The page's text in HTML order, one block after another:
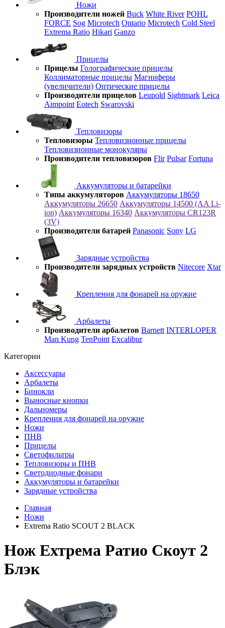
Ножи
Производители ножей Buck White River POHL
FORCE Sog Microtech Ontario Microtech Cold Steel
Extrema Ratio Hikari Ganzo
Прицелы
Прицелы Голографические прицелы
Коллиматорные прицелы Магниферы
(увеличители) Оптические прицелы
Производители прицелов Leupold Sightmark Leica
Aimpoint Eotech Swarovski
Тепловизоры
Тепловизоры Тепловизионные прицелы
Тепловизионные монокуляры
Производители тепловизоров Flir Pulsar Fortuna
Аккумуляторы и батарейки
Типы аккумуляторов Аккумуляторы 18650
Аккумуляторы 26650 Аккумуляторы 14500 (AA Li-
ion) Аккумуляторы 16340 Аккумуляторы CR123R
(3V)
Производители батарей Panasonic Sony LG
Зарядные устройства
Производители зарядных устройств Nitecore Xtar
Крепления для фонарей на оружие
Арбалеты
Производители арбалетов Barnett INTERLOPER
Man Kung TenPoint Excalibur
Категории
Аксессуары
Арбалеты
Бинокли
Выносные кнопки
Дальномеры
Крепления для фонарей на оружие
Ножи
ПНВ
Прицелы
Светофильтры
Тепловизоры и ПНВ
Светодиодные фонари
Аккумуляторы и батарейки
Зарядные устройства
Главная
Ножи
Extrema Ratio SCOUT 2 BLACK
Нож Ехтрема Ратио Скоут 2
Блэк